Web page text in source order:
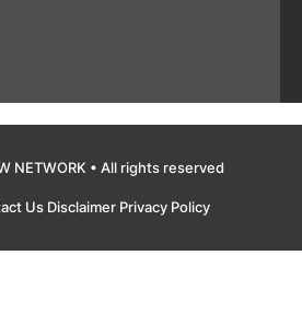
NETWORK • All rights reserved
Us Disclaimer Privacy Policy